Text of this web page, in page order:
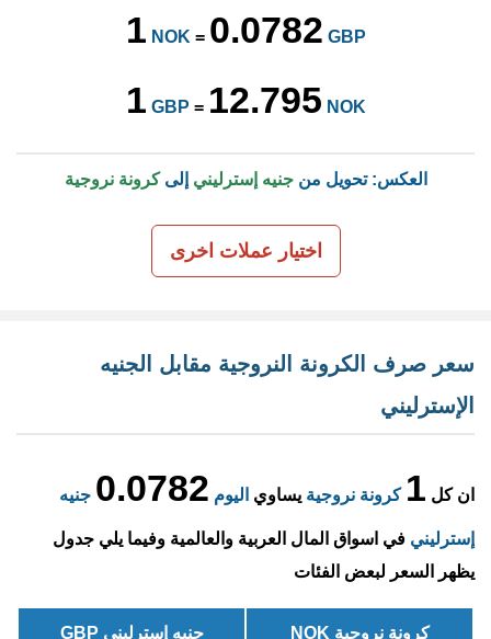
1 NOK = 0.0782 GBP
1 GBP = 12.795 NOK
العكس: تحويل منجنيه إسترليني إلىكرونة نروجية
اختيار عملات اخرى
سعر صرف الكرونة النروجية مقابل الجنيه
الإسترليني
ان كل 1 كرونة نروجية يساوي اليوم 0.0782 جنيه
إسترليني في اسواق المال العربية والعالمية وفيما يلي جدول
يظهر السعر لبعض الفئات
كرونة نروجية NOK جنيه إسترليني GBP